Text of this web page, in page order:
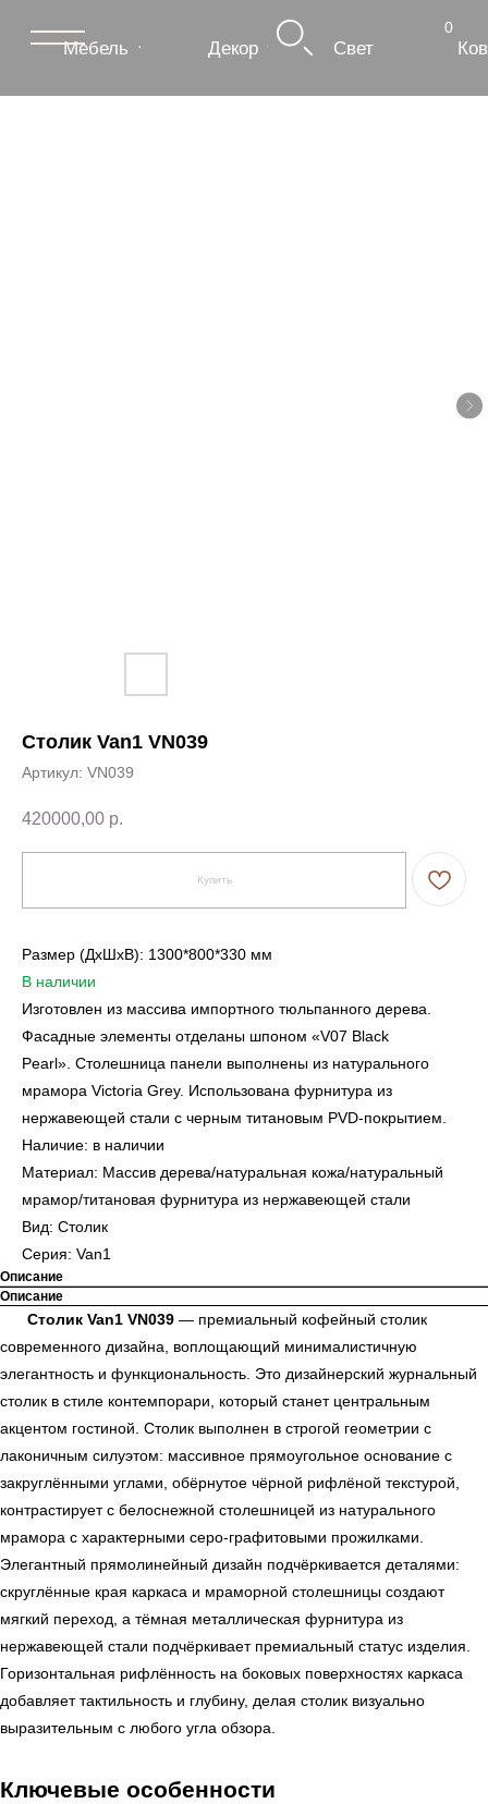
Мебель
Столик Van1 VN039
Артикул: VN039
420000,00 р.
Купить
Размер (ДxШxВ): 1300*800*330 мм
В наличии
Изготовлен из массива импортного тюльпанного дерева.
Фасадные элементы отделаны шпоном «V07 Black
Pearl». Столешница панели выполнены из натурального
мрамора Victoria Grey. Использована фурнитура из
нержавеющей стали с черным титановым PVD-покрытием.
Наличие: в наличии
Материал: Массив дерева/натуральная кожа/натуральный
мрамор/титановая фурнитура из нержавеющей стали
Вид: Столик
Серия: Van1
Описание
Описание
Столик Van1 VN039 — премиальный кофейный столик
современного дизайна, воплощающий минималистичную
элегантность и функциональность. Это дизайнерский журнальный
столик в стиле контемпорари, который станет центральным
акцентом гостиной. Столик выполнен в строгой геометрии с
лаконичным силуэтом: массивное прямоугольное основание с
закруглёнными углами, обёрнутое чёрной рифлёной текстурой,
контрастирует с белоснежной столешницей из натурального
мрамора с характерными серо-графитовыми прожилками.
Элегантный прямолинейный дизайн подчёркивается деталями:
скруглённые края каркаса и мраморной столешницы создают
мягкий переход, а тёмная металлическая фурнитура из
нержавеющей стали подчёркивает премиальный статус изделия.
Горизонтальная рифлённость на боковых поверхностях каркаса
добавляет тактильность и глубину, делая столик визуально
выразительным с любого угла обзора.
Ключевые особенности